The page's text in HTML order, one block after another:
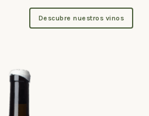
Descubre nuestros vinos